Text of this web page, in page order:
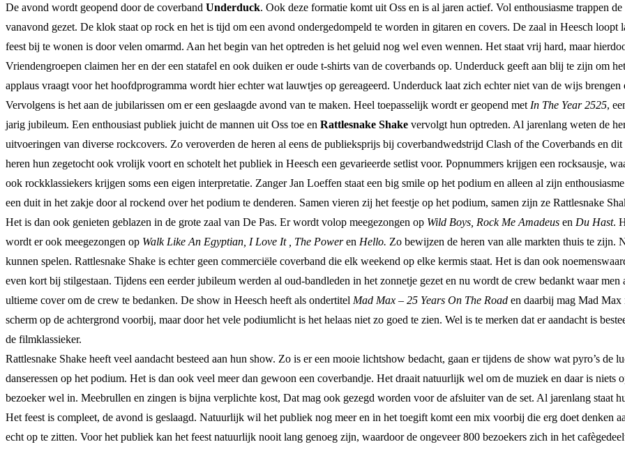
De avond wordt geopend door de coverband Underduck. Ook deze formatie komt uit Oss en is al jaren actief. Vol enthousiasme trappen
vanavond gezet. De klok staat op rock en het is tijd om een avond ondergedompeld te worden in gitaren en covers. De zaal in Heesch loopt
feest bij te wonen is door velen omarmd. Aan het begin van het optreden is het geluid nog wel even wennen. Het staat vrij hard, maar
Vriendengroepen claimen her en der een statafel en ook duiken er oude t-shirts van de coverbands op. Underduck geeft aan blij te zijn om
applaus vraagt voor het hoofdprogramma wordt hier echter wat lauwtjes op gereageerd. Underduck laat zich echter niet van de wijs brengen
Vervolgens is het aan de jubilarissen om er een geslaagde avond van te maken. Heel toepasselijk wordt er geopend met In The Year 2525,
jarig jubileum. Een enthousiast publiek juicht de mannen uit Oss toe en Rattlesnake Shake vervolgt hun optreden. Al jarenlang weten de
uitvoeringen van diverse rockcovers. Zo veroverden de heren al eens de publieksprijs bij coverbandwedstrijd Clash of the Coverbands en
heren hun zegetocht ook vrolijk voort en schotelt het publiek in Heesch een gevarieerde setlist voor. Popnummers krijgen een rocksausje,
ook rockklassiekers krijgen soms een eigen interpretatie. Zanger Jan Loeffen staat een big smile op het podium en alleen al zijn
een duit in het zakje door al rockend over het podium te denderen. Samen vieren zij het feestje op het podium, samen zijn ze Rattlesnake
Het is dan ook genieten geblazen in de grote zaal van De Pas. Er wordt volop meegezongen op Wild Boys, Rock Me Amadeus en Du Hast.
wordt er ook meegezongen op Walk Like An Egyptian, I Love It , The Poweren Hello. Zo bewijzen de heren van alle markten thuis te zijn.
kunnen spelen. Rattlesnake Shake is echter geen commerciële coverband die elk weekend op elke kermis staat. Het is dan ook
even kort bij stilgestaan. Tijdens een eerder jubileum werden al oud-bandleden in het zonnetje gezet en nu wordt de crew bedankt waar
ultieme cover om de crew te bedanken. De show in Heesch heeft als ondertitel Mad Max – 25 Years On The Road en daarbij mag Mad Max
scherm op de achtergrond voorbij, maar door het vele podiumlicht is het helaas niet zo goed te zien. Wel is te merken dat er aandacht is
de filmklassieker.
Rattlesnake Shake heeft veel aandacht besteed aan hun show. Zo is er een mooie lichtshow bedacht, gaan er tijdens de show wat pyro’s
danseressen op het podium. Het is dan ook veel meer dan gewoon een coverbandje. Het draait natuurlijk wel om de muziek en daar is
bezoeker wel in. Meebrullen en zingen is bijna verplichte kost, Dat mag ook gezegd worden voor de afsluiter van de set. Al jarenlang staat
Het feest is compleet, de avond is geslaagd. Natuurlijk wil het publiek nog meer en in het toegift komt een mix voorbij die erg doet denken
echt op te zitten. Voor het publiek kan het feest natuurlijk nooit lang genoeg zijn, waardoor de ongeveer 800 bezoekers zich in het